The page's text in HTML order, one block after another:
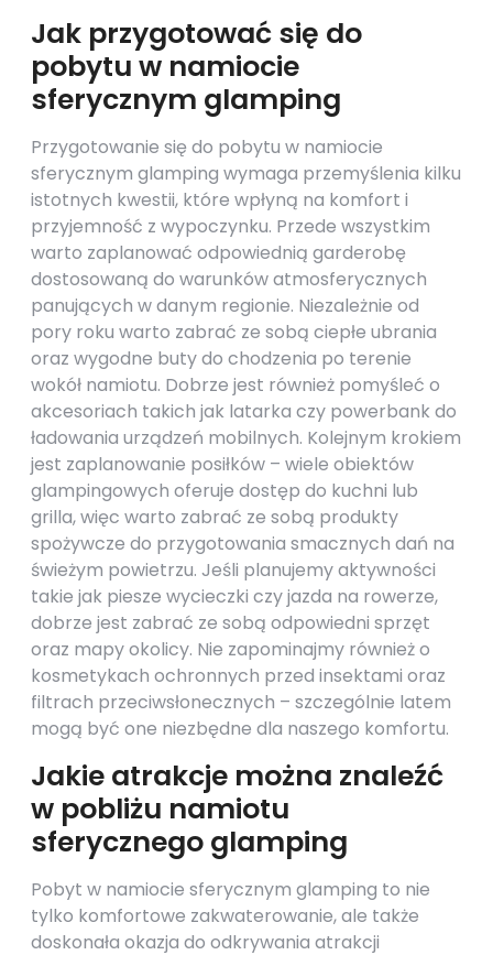
Jak przygotować się do
pobytu w namiocie
sferycznym glamping
Przygotowanie się do pobytu w namiocie
sferycznym glamping wymaga przemyślenia kilku
istotnych kwestii, które wpłyną na komfort i
przyjemność z wypoczynku. Przede wszystkim
warto zaplanować odpowiednią garderobę
dostosowaną do warunków atmosferycznych
panujących w danym regionie. Niezależnie od
pory roku warto zabrać ze sobą ciepłe ubrania
oraz wygodne buty do chodzenia po terenie
wokół namiotu. Dobrze jest również pomyśleć o
akcesoriach takich jak latarka czy powerbank do
ładowania urządzeń mobilnych. Kolejnym krokiem
jest zaplanowanie posiłków – wiele obiektów
glampingowych oferuje dostęp do kuchni lub
grilla, więc warto zabrać ze sobą produkty
spożywcze do przygotowania smacznych dań na
świeżym powietrzu. Jeśli planujemy aktywności
takie jak piesze wycieczki czy jazda na rowerze,
dobrze jest zabrać ze sobą odpowiedni sprzęt
oraz mapy okolicy. Nie zapominajmy również o
kosmetykach ochronnych przed insektami oraz
filtrach przeciwsłonecznych – szczególnie latem
mogą być one niezbędne dla naszego komfortu.
Jakie atrakcje można znaleźć
w pobliżu namiotu
sferycznego glamping
Pobyt w namiocie sferycznym glamping to nie
tylko komfortowe zakwaterowanie, ale także
doskonała okazja do odkrywania atrakcji